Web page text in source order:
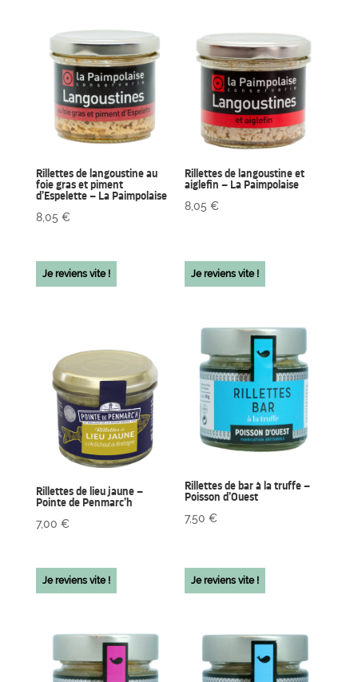
Rillettes de langoustine au
foie gras et piment
d’Espelette – La Paimpolaise
8,05 €
Rillettes de langoustine et
aiglefin – La Paimpolaise
8,05€
Je reviens vite !
Rillettes de lieu jaune –
Pointe de Penmarc’h
7,00 €
Je reviens vite !
Rillettes de bar à la truffe –
Poisson d’Ouest
7,50€
Je reviens vite ! Je reviens vite !